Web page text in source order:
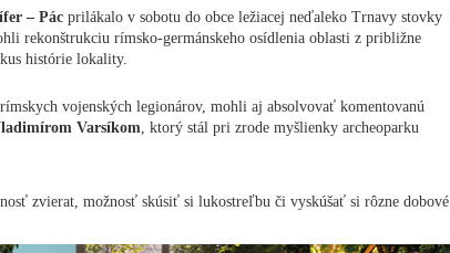
– Pác prilákalo v sobotu do obce ležiacej neďaleko Trnavy stovky
rekonštrukciu rímsko-germánskeho osídlenia oblasti z približne
histórie lokality.
vojenských legionárov, mohli aj absolvovať komentovanú
Varsíkom , ktorý stál pri zrode myšlienky archeoparku
zvierat, možnosť skúsiť si lukostreľbu či vyskúšať si rôzne dobové